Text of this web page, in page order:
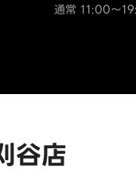
谷店
通常 11:00～